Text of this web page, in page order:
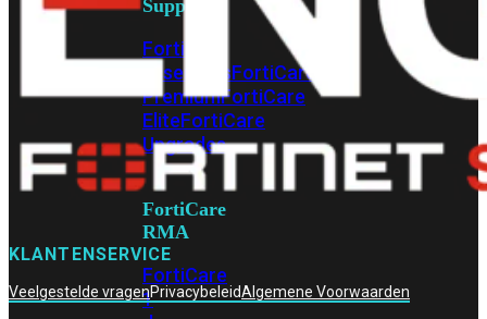
Support
FortiCare
EssentialsFortiCare
PremiumFortiCare
EliteFortiCare
Upgrades
FortiCare
RMA
FortiCare
1
KLANTENSERVICE
Veelgestelde vragenPrivacybeleidAlgemene Voorwaarden